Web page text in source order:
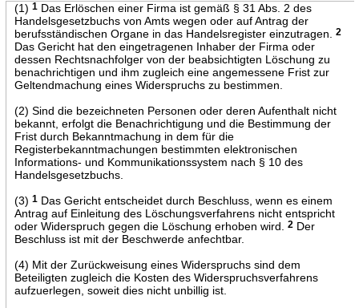
(1) 1Das Erlöschen einer Firma ist gemäß § 31 Abs. 2 des
Handelsgesetzbuchs von Amts wegen oder auf Antrag der
berufsständischen Organe in das Handelsregister einzutragen.
2
Das Gericht hat den eingetragenen Inhaber der Firma oder
dessen Rechtsnachfolger von der beabsichtigten Löschung zu
benachrichtigen und ihm zugleich eine angemessene Frist zur
Geltendmachung eines Widerspruchs zu bestimmen.
(2) Sind die bezeichneten Personen oder deren Aufenthalt nicht
bekannt, erfolgt die Benachrichtigung und die Bestimmung der
Frist durch Bekanntmachung in dem für die
Registerbekanntmachungen bestimmten elektronischen
Informations- und Kommunikationssystem nach § 10 des
Handelsgesetzbuchs.
(3) 1Das Gericht entscheidet durch Beschluss, wenn es einem
Antrag auf Einleitung des Löschungsverfahrens nicht entspricht
oder Widerspruch gegen die Löschung erhoben wird.
2Der
Beschluss ist mit der Beschwerde anfechtbar.
(4) Mit der Zurückweisung eines Widerspruchs sind dem
Beteiligten zugleich die Kosten des Widerspruchsverfahrens
aufzuerlegen, soweit dies nicht unbillig ist.